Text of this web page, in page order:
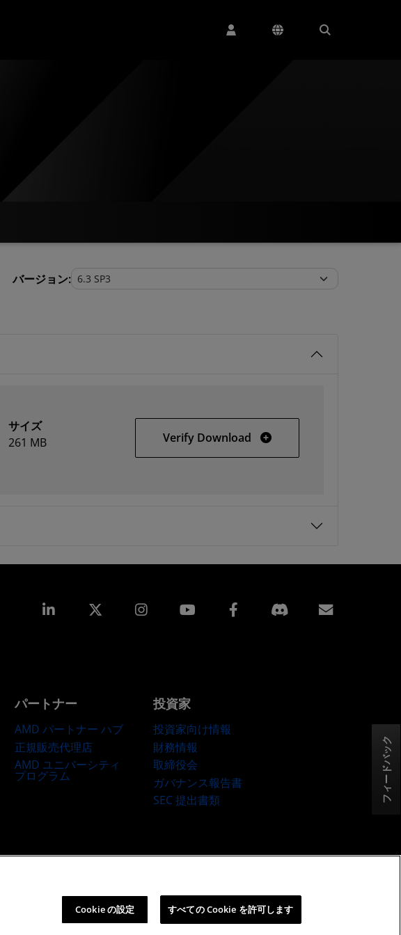
バージョン:
サイズ
261 MB
Verify Download ISE 6.3i Windows - SP #3
フィードバック
Linkedin Instagram Facebook
パートナー
AMD パートナー ハブ
正規販売代理店
AMD ユニバーシティ
プログラム
投資家
投資家向け情報
財務情報
取締役会
ガバナンス報告書
SEC 提出書類
Cookie の設定 すべての Cookie を許可します